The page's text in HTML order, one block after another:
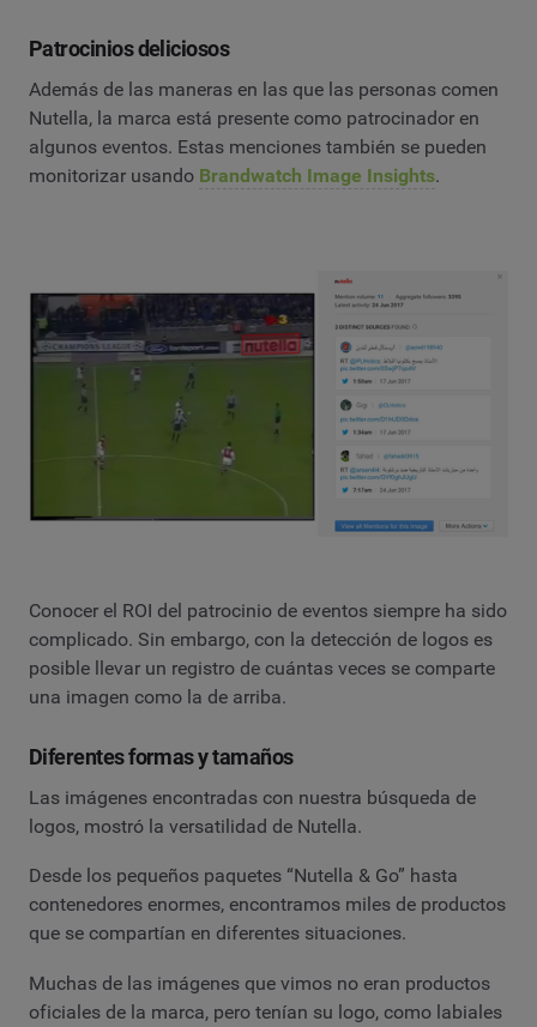
Patrocinios deliciosos
Además de las maneras en las que las personas comen
Nutella, la marca está presente como patrocinador en
algunos eventos. Estas menciones también se pueden
monitorizar usando Brandwatch Image Insights.
Conocer el ROI del patrocinio de eventos siempre ha sido
complicado. Sin embargo, con la detección de logos es
posible llevar un registro de cuántas veces se comparte
una imagen como la de arriba.
Diferentes formas y tamaños
Las imágenes encontradas con nuestra búsqueda de
logos, mostró la versatilidad de Nutella.
Desde los pequeños paquetes “Nutella & Go” hasta
contenedores enormes, encontramos miles de productos
que se compartían en diferentes situaciones.
Muchas de las imágenes que vimos no eran productos
oficiales de la marca, pero tenían su logo, como labiales